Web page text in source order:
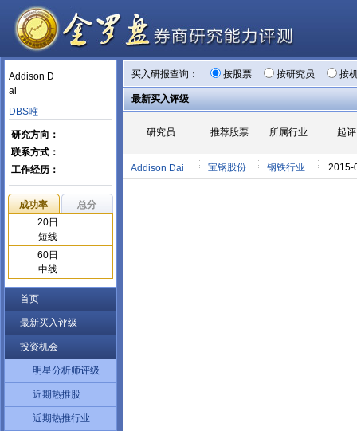
Addison D
ai
DBS唯
研究方向：
联系方式：
工作经历：
成功率
总分
20日
短线
60日
中线
首页
最新买入评级
投资机会
明星分析师评级
近期热推股
近期热推行业
买入研报查询： 按股票 按研究员 按
最新买入评级
研究员 推荐股票 所属行业 起
Addison Dai 宝钢股份 钢铁行业 2015-